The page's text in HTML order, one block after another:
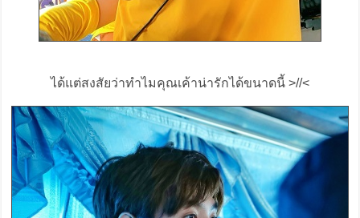
ได้แต่สงสัยว่าทำไมคุณเค้าน่ารักได้ขนาดนี้ >//<